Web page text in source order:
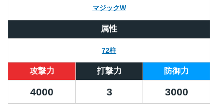
マジックW
属性
72柱
攻撃力 打撃力 防御力
4000 3 3000